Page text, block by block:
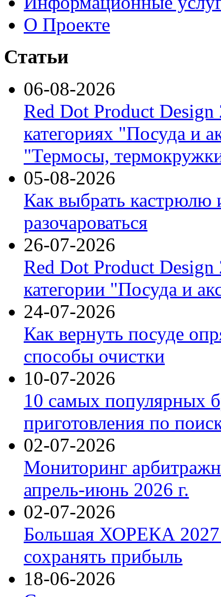
О Проекте
Статьи
06-08-2026
Red Dot Product Design
категориях "Посуда и
"Термосы,
05-08-2026
Как выбрать кастрюлю
разочароваться
26-07-2026
Red Dot Product Design
категории "Посуда и
24-07-2026
Как вернуть посуде
способы очистки
10-07-2026
10 самых популярных
приготовления по
02-07-2026
Мониторинг
апрель-июнь 2026 г.
02-07-2026
Большая ХОРЕКА 2027:
сохранять прибыль
18-06-2026